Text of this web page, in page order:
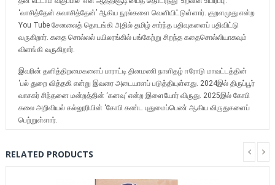
‘வாசித்தேன் சுவாசித்தேன்’ ஆகிய நூல்களை வெளியிட்டுள்ளார். குறளமுது என்ற
You Tube சேனலைத் தொடங்கி அதில் தமிழ் சார்ந்த பதிவுகளைப் பதிவிட்டு
வருகிறார். கதை சொல்லல் பயிலரங்கில் பங்கேற்று சிறந்த கதைசொல்லியாகவும்
விளங்கி வருகிறார்.
இவரின் தனித்திறமைகளைப் பாராட்டி தினமணி நாளிதழ் ஈரோடு மாவட்டத்தின்
‘பல் துறை வித்தகி என்று இவரை அடையாளப் படுத்தியுள்ளது. 2024இல் திருப்பூர்
வாசகர் சிந்தனை மன்றத்தின் ‘கனவு’ என்ற இளையோர் விருது. 2025இல் கோபி
கலை அறிவியல் கல்லூரியின் ‘கோபி கண்ட புதுமைப்பெண் ஆகிய விருதுகளைப்
பெற்றுள்ளார்.
RELATED PRODUCTS